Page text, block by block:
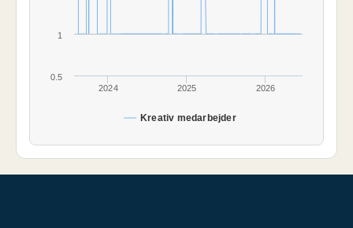
Kreativ medarbejder
2024 2025 2026
0.5
1